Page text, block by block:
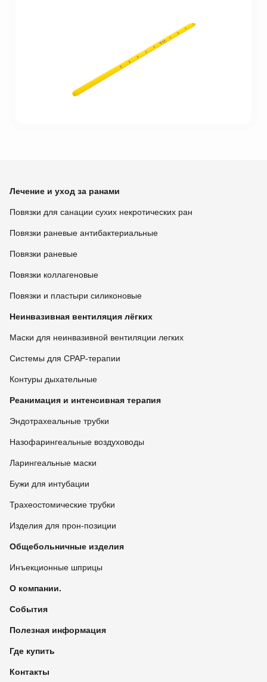
Лечение и уход за ранами
Повязки для санации сухих некротических ран
Повязки раневые антибактериальные
Повязки раневые
Повязки коллагеновые
Повязки и пластыри силиконовые
Неинвазивная вентиляция лёгких
Маски для неинвазивной вентиляции легких
Системы для CPAP-терапии
Контуры дыхательные
Реанимация и интенсивная терапия
Эндотрахеальные трубки
Назофарингеальные воздуховоды
Ларингеальные маски
Бужи для интубации
Трахеостомические трубки
Изделия для прон-позиции
Общебольничные изделия
Инъекционные шприцы
О компании.
События
Полезная информация
Где купить
Контакты